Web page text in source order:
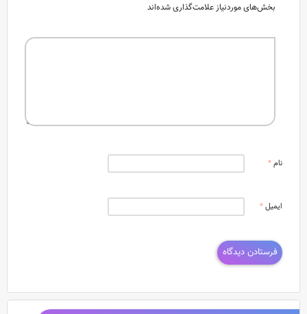
بخش‌های موردنیاز علامت‌گذاری شده‌اند
نام*
ایمیل*